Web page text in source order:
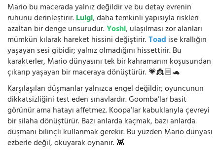
Mario bu macerada yalnız değildir ve bu detay evrenin
ruhunu derinleştirir.Luigi, daha temkinli yapısıyla riskleri
azaltan bir denge unsurudur.Yoshi, ulaşılması zor alanları
mümkün kılarak hareket hissini değiştirir.Toad ise krallığın
yaşayan sesi gibidir; yalnız olmadığını hissettirir. Bu
karakterler, Mario dünyasını tek bir kahramanın koşusundan
çıkarıp yaşayan bir maceraya dönüştürür. 💗👸🏼🐢
Karşılaşılan düşmanlar yalnızca engel değildir; oyuncunun
dikkatsizliğini test eden sınavlardır. Goomba’lar basit
görünür ama hatayı affetmez. Koopa’lar kabuklarıyla çevreyi
bir silaha dönüştürür. Bazı anlarda kaçmak, bazı anlarda
düşmanı bilinçli kullanmak gerekir. Bu yüzden Mario dünyası
ezberle değil, okuyarak oynanır. 👾